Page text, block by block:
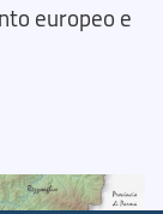
europeo e